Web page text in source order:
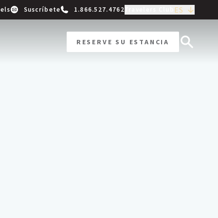
Suscríbete 1.866.527.4762 ES
RESERVE SU ESTANCIA